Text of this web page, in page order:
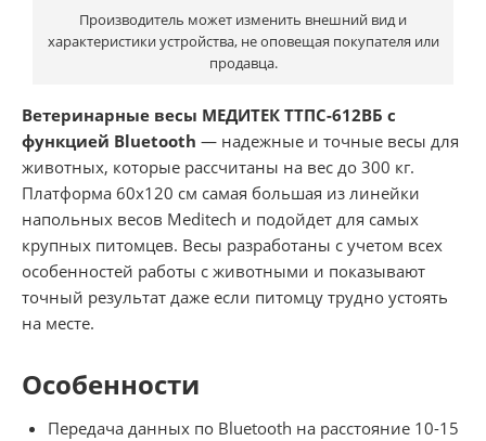
Производитель может изменить внешний вид и
характеристики устройства, не оповещая покупателя или
продавца.
Ветеринарные весы МЕДИТЕК ТТПС-612ВБ с
функцией Bluetooth — надежные и точные весы для
животных, которые рассчитаны на вес до 300 кг.
Платформа 60х120 см самая большая из линейки
напольных весов Meditech и подойдет для самых
крупных питомцев. Весы разработаны с учетом всех
особенностей работы с животными и показывают
точный результат даже если питомцу трудно устоять
на месте.
Особенности
Передача данных по Bluetooth на расстояние 10-15